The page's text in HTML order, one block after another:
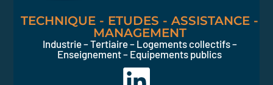
TECHNIQUE - ETUDES - ASSISTANCE -
MANAGEMENT
Industrie – Tertiaire – Logements collectifs –
Enseignement – Equipements publics